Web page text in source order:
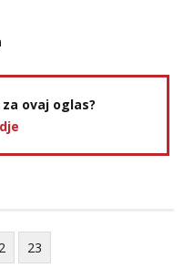
ovaj oglas?
23